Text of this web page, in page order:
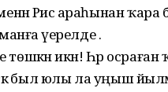
Рәис араһынан ҡара
әүерелде .
төшкән икән! Һәр
был юлы ла уңыш